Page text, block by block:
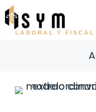
Saltar
al
contenido